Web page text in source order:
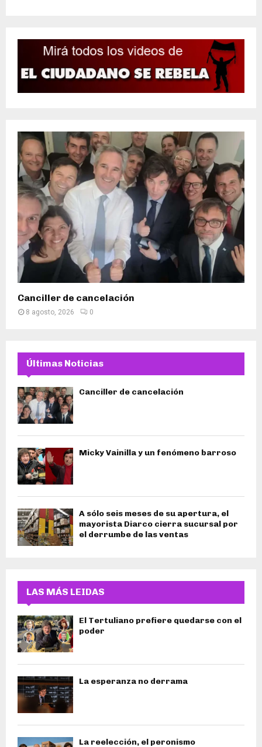
Canciller de cancelación
8 agosto, 2026 0
Últimas Noticias
Canciller de cancelación
Micky Vainilla y un fenómeno barroso
A sólo seis meses de su apertura, el
mayorista Diarco cierra sucursal por
el derrumbe de las ventas
LAS MÁS LEIDAS
El Tertuliano prefiere quedarse con el
poder
La esperanza no derrama
La reelección, el peronismo